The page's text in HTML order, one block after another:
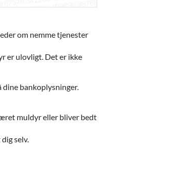
om nemme tjenester
er ulovligt. Det er ikke
dine bankoplysninger.
muldyr eller bliver bedt
selv.